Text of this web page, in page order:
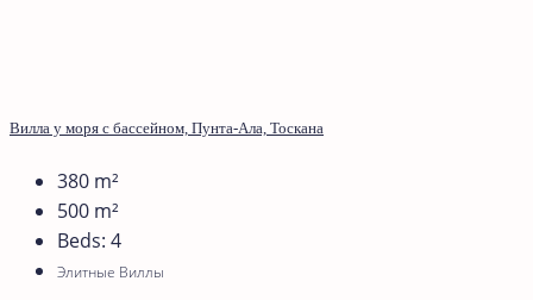
Вилла у моря с бассейном, Пунта-Ала, Тоскана
380 m²
500 m²
Beds: 4
Элитные Виллы